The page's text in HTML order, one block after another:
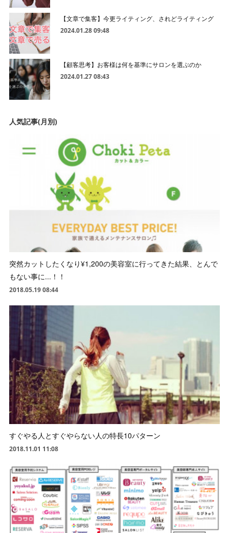
【文章で集客】今更ライティング、されどライティング
2024.01.28 09:48
【顧客思考】お客様は何を基準にサロンを選ぶのか
2024.01.27 08:43
人気記事(月別)
突然カットしたくなり¥1,200の美容室に行ってきた結果、とんで
もない事に...！！
2018.05.19 08:44
すぐやる人とすぐやらない人の特長10パターン
2018.11.01 11:08